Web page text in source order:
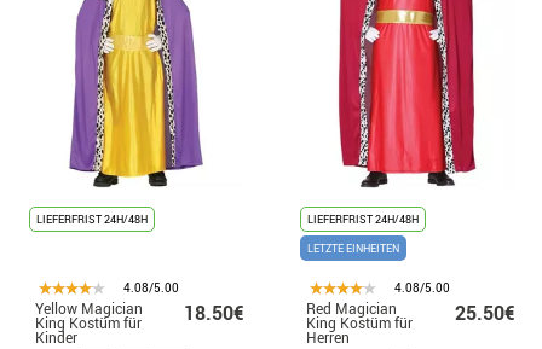
LIEFERFRIST 24H/48H
4.08/5.00
Yellow Magician
King Kostüm für
Kinder
18.50€
LIEFERFRIST 24H/48H
LETZTE EINHEITEN
4.08/5.00
Red Magician
King Kostüm für
Herren
25.50€